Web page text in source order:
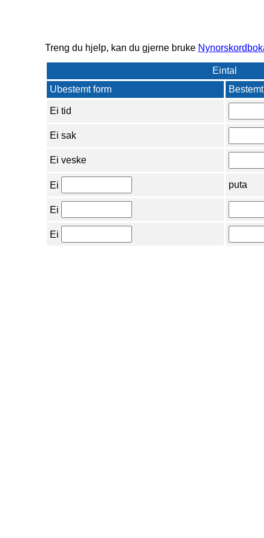
Treng du hjelp, kan du gjerne bruke
Eintal
Ubestemt form
Ei tid
Ei sak
Ei veske
Ei puta
Ei
Ei